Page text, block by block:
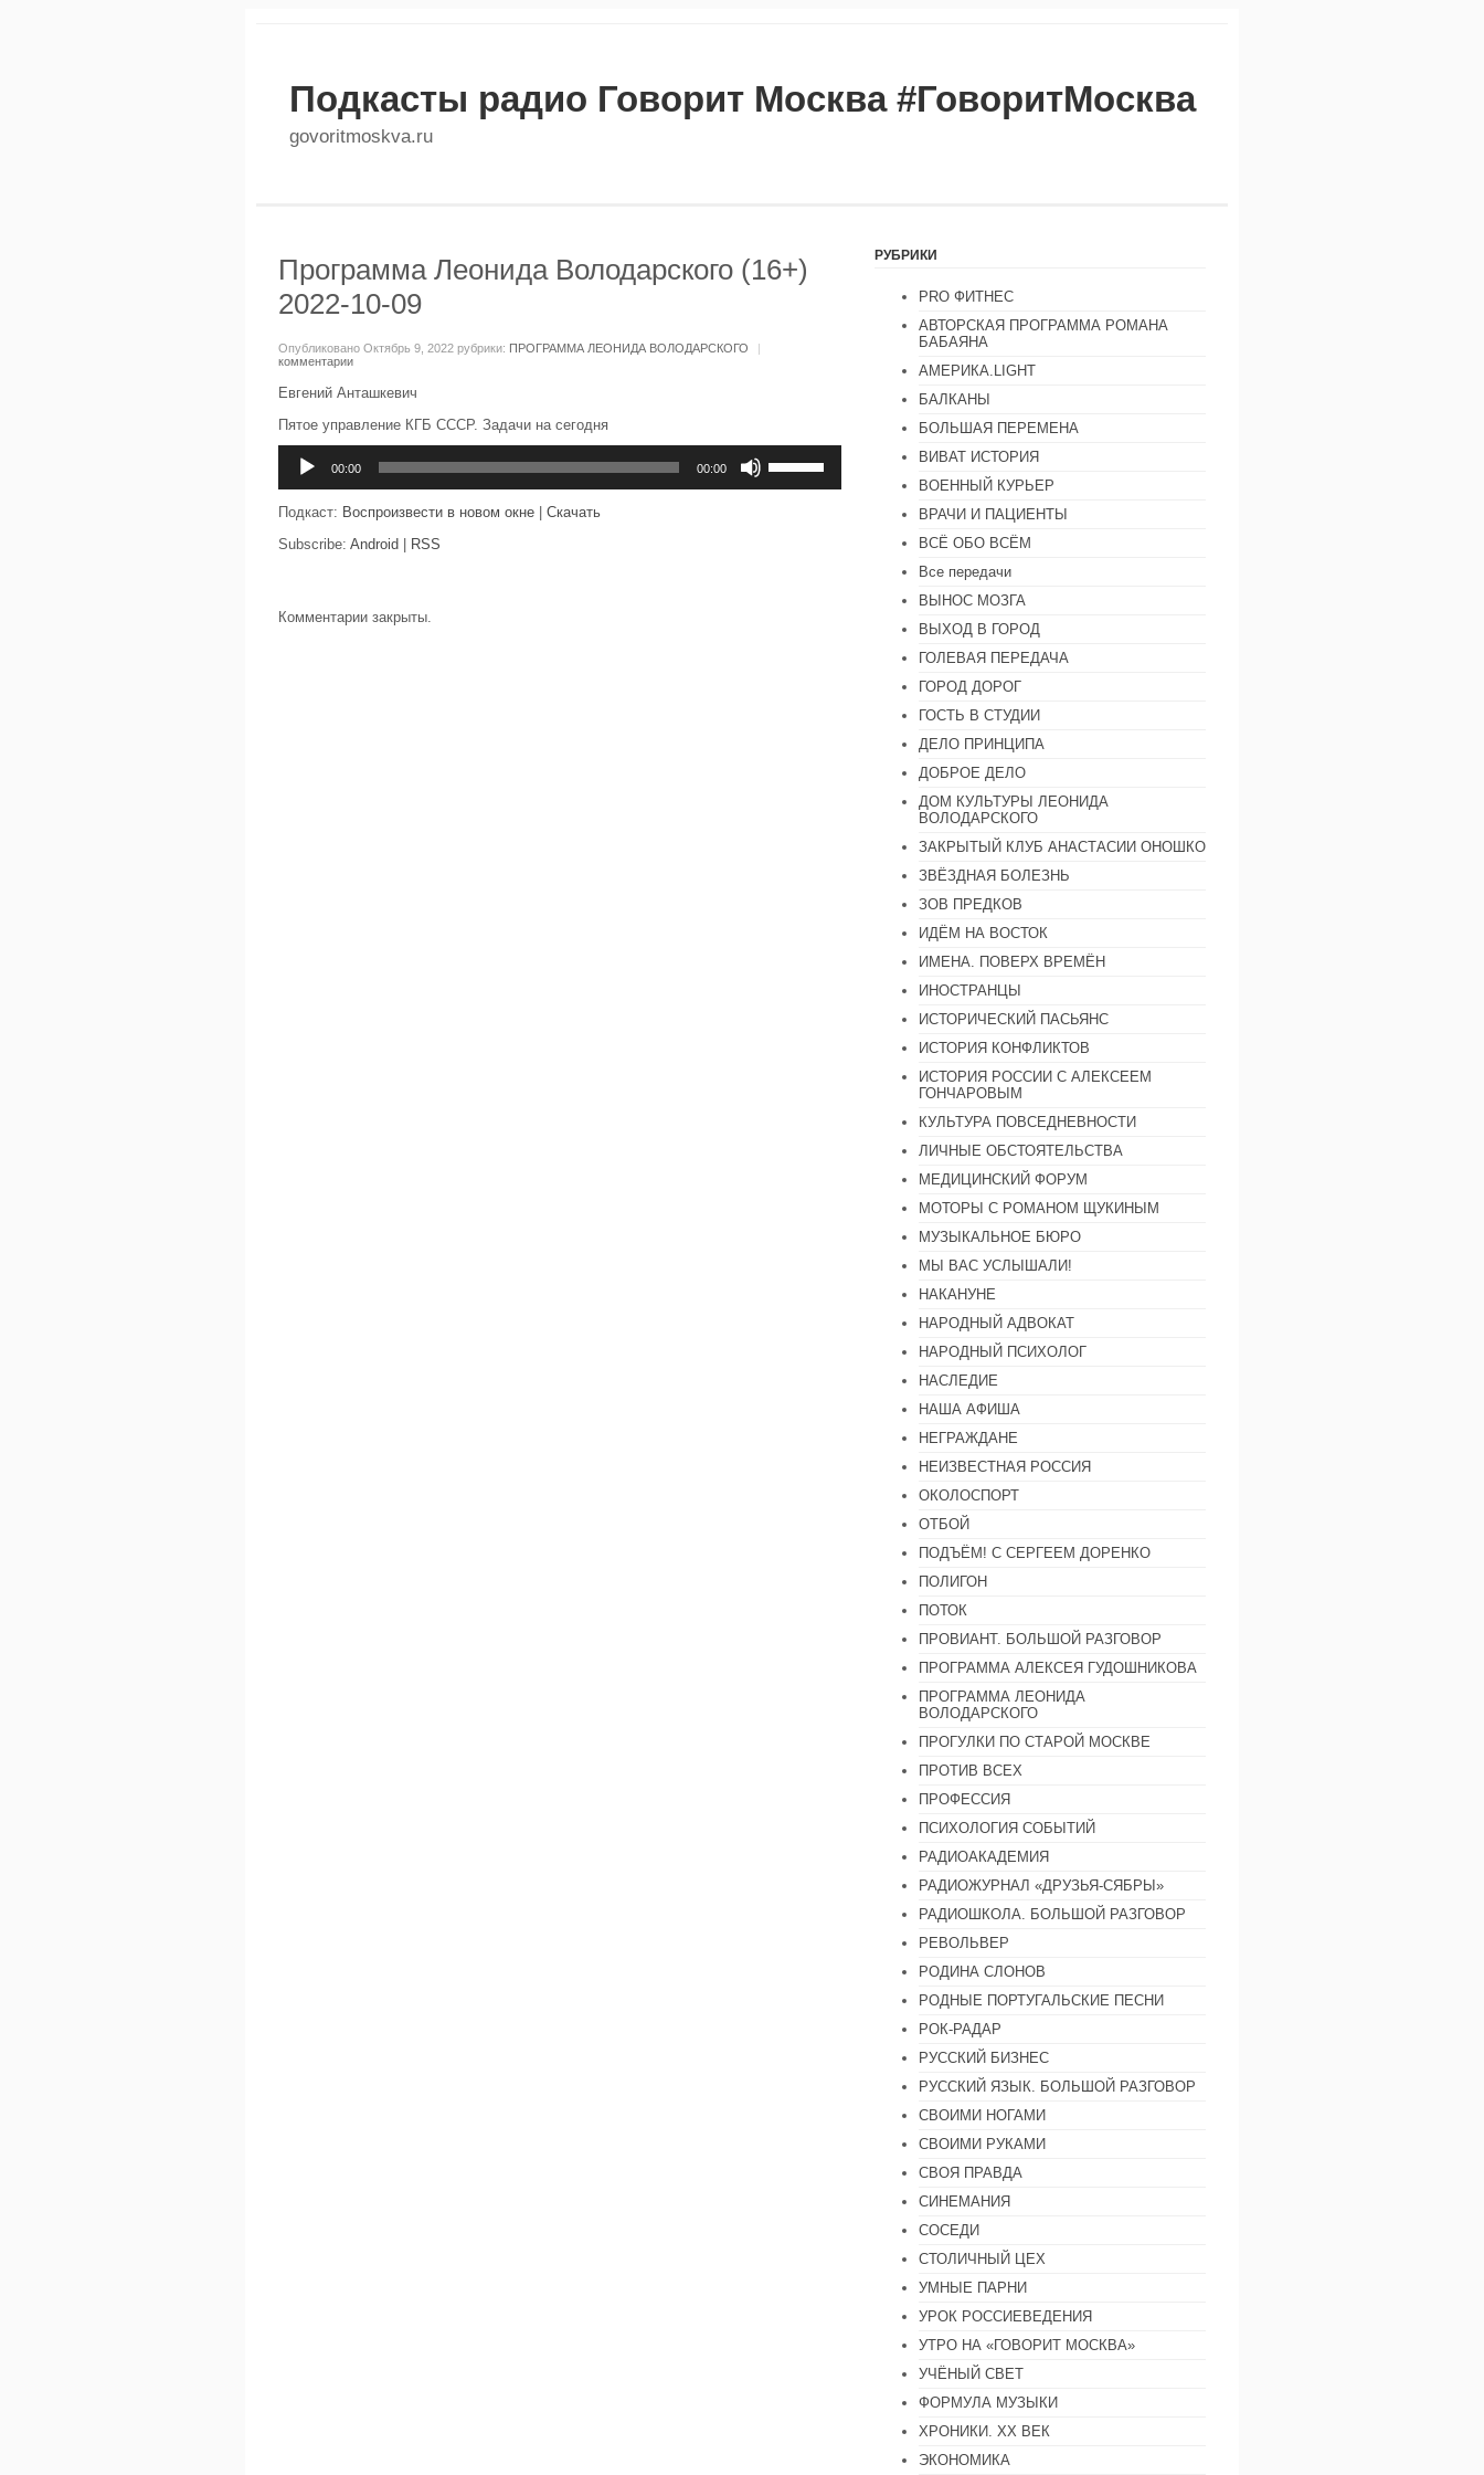
Подкасты радио Говорит Москва #ГоворитМосква
govoritmoskva.ru
Программа Леонида Володарского (16+)
2022-10-09
Опубликовано Октябрь 9, 2022 рубрики: ПРОГРАММА ЛЕОНИДА ВОЛОДАРСКОГО
|
комментарии
Евгений Анташкевич
Пятое управление КГБ СССР. Задачи на сегодня
00:00 00:00
клавиши
Подкаст: Воспроизвести в новом окне
Скачать
Subscribe: Android RSS
Комментарии закрыты.
РУБРИКИ
PRO ФИТНЕС
АВТОРСКАЯ ПРОГРАММА РОМАНА
БАБАЯНА
АМЕРИКА.LIGHT
БАЛКАНЫ
БОЛЬШАЯ ПЕРЕМЕНА
ВИВАТ ИСТОРИЯ
ВОЕННЫЙ КУРЬЕР
ВРАЧИ И ПАЦИЕНТЫ
ВСЁ ОБО ВСЁМ
Все передачи
ВЫНОС МОЗГА
ВЫХОД В ГОРОД
ГОЛЕВАЯ ПЕРЕДАЧА
ГОРОД ДОРОГ
ГОСТЬ В СТУДИИ
ДЕЛО ПРИНЦИПА
ДОБРОЕ ДЕЛО
ДОМ КУЛЬТУРЫ ЛЕОНИДА
ВОЛОДАРСКОГО
ЗАКРЫТЫЙ КЛУБ АНАСТАСИИ ОНОШКО
ЗВЁЗДНАЯ БОЛЕЗНЬ
ЗОВ ПРЕДКОВ
ИДЁМ НА ВОСТОК
ИМЕНА. ПОВЕРХ ВРЕМЁН
ИНОСТРАНЦЫ
ИСТОРИЧЕСКИЙ ПАСЬЯНС
ИСТОРИЯ КОНФЛИКТОВ
ИСТОРИЯ РОССИИ С АЛЕКСЕЕМ
ГОНЧАРОВЫМ
КУЛЬТУРА ПОВСЕДНЕВНОСТИ
ЛИЧНЫЕ ОБСТОЯТЕЛЬСТВА
МЕДИЦИНСКИЙ ФОРУМ
МОТОРЫ С РОМАНОМ ЩУКИНЫМ
МУЗЫКАЛЬНОЕ БЮРО
МЫ ВАС УСЛЫШАЛИ!
НАКАНУНЕ
НАРОДНЫЙ АДВОКАТ
НАРОДНЫЙ ПСИХОЛОГ
НАСЛЕДИЕ
НАША АФИША
НЕГРАЖДАНЕ
НЕИЗВЕСТНАЯ РОССИЯ
ОКОЛОСПОРТ
ОТБОЙ
ПОДЪЁМ! С СЕРГЕЕМ ДОРЕНКО
ПОЛИГОН
ПОТОК
ПРОВИАНТ. БОЛЬШОЙ РАЗГОВОР
ПРОГРАММА АЛЕКСЕЯ ГУДОШНИКОВА
ПРОГРАММА ЛЕОНИДА
ВОЛОДАРСКОГО
ПРОГУЛКИ ПО СТАРОЙ МОСКВЕ
ПРОТИВ ВСЕХ
ПРОФЕССИЯ
ПСИХОЛОГИЯ СОБЫТИЙ
РАДИОАКАДЕМИЯ
РАДИОЖУРНАЛ «ДРУЗЬЯ-СЯБРЫ»
РАДИОШКОЛА. БОЛЬШОЙ РАЗГОВОР
РЕВОЛЬВЕР
РОДИНА СЛОНОВ
РОДНЫЕ ПОРТУГАЛЬСКИЕ ПЕСНИ
РОК-РАДАР
РУССКИЙ БИЗНЕС
РУССКИЙ ЯЗЫК. БОЛЬШОЙ РАЗГОВОР
СВОИМИ НОГАМИ
СВОИМИ РУКАМИ
СВОЯ ПРАВДА
СИНЕМАНИЯ
СОСЕДИ
СТОЛИЧНЫЙ ЦЕХ
УМНЫЕ ПАРНИ
УРОК РОССИЕВЕДЕНИЯ
УТРО НА «ГОВОРИТ МОСКВА»
УЧЁНЫЙ СВЕТ
ФОРМУЛА МУЗЫКИ
ХРОНИКИ. ХХ ВЕК
ЭКОНОМИКА